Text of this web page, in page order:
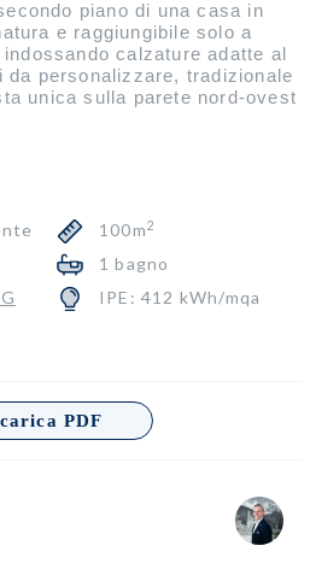
piano di una casa in
e raggiungibile solo a
calzature adatte al
personalizzare, tradizionale
unica sulla parete nord-ovest
100m2
1 bagno
IPE: 412 kWh/mqa
PDF